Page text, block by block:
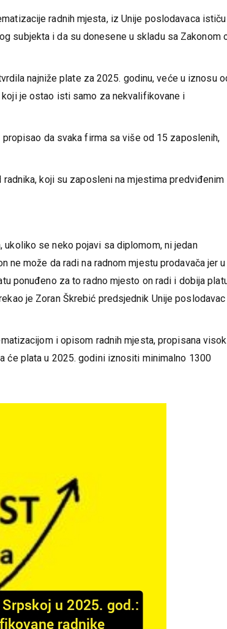
radnih mjesta, iz Unije poslodavaca ističu
subjekta i da su donesene u skladu sa Zakonom o
najniže plate za 2025. godinu, veće u iznosu od
je ostao isti samo za nekvalifikovane i
da svaka firma sa više od 15 zaposlenih,
koji su zaposleni na mjestima predviđenim
se neko pojavi sa diplomom, ni jedan
može da radi na radnom mjestu prodavača jer u
ponuđeno za to radno mjesto on radi i dobija platu
je Zoran Škrebić predsjednik Unije poslodavac
i opisom radnih mjesta, propisana visoka
plata u 2025. godini iznositi minimalno 1300